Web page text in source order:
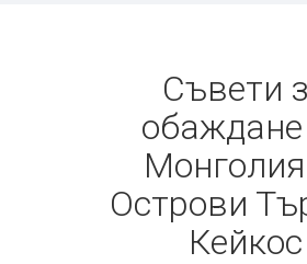
Съвети
Острови
Кейкос